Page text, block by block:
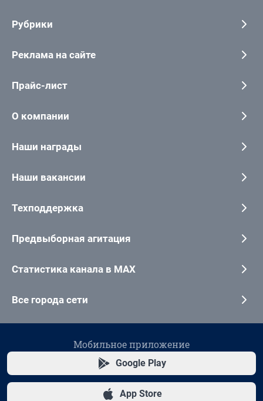
Рубрики
Реклама на сайте
Прайс-лист
О компании
Наши награды
Наши вакансии
Техподдержка
Предвыборная агитация
Статистика канала в MAX
Все города сети
Мобильное приложение
Google Play
App Store